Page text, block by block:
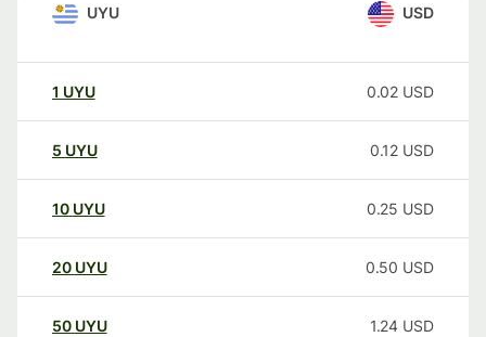
UYU USD
1 UYU 0.02 USD
5 UYU 0.12 USD
10 UYU 0.25 USD
20 UYU 0.50 USD
50 UYU 1.24 USD